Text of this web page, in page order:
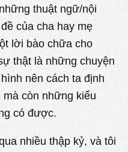
thuật ngữ/nội
của cha hay mẹ
lời bào chữa cho
thật là những chuyện
nên cách ta định
còn những kiểu
có được.
nhiều thập kỷ, và tôi